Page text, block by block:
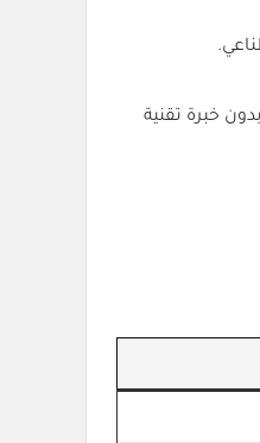
خبرة تقنية